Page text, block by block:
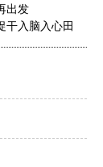
出发
干入脑入心田